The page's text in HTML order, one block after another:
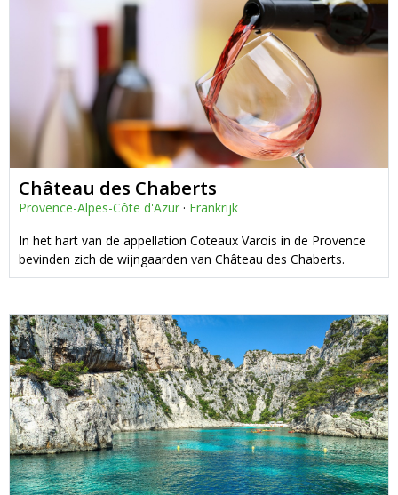
Château des Chaberts
Provence-Alpes-Côte d'Azur · Frankrijk
In het hart van de appellation Coteaux Varois in de Provence
bevinden zich de wijngaarden van Château des Chaberts.